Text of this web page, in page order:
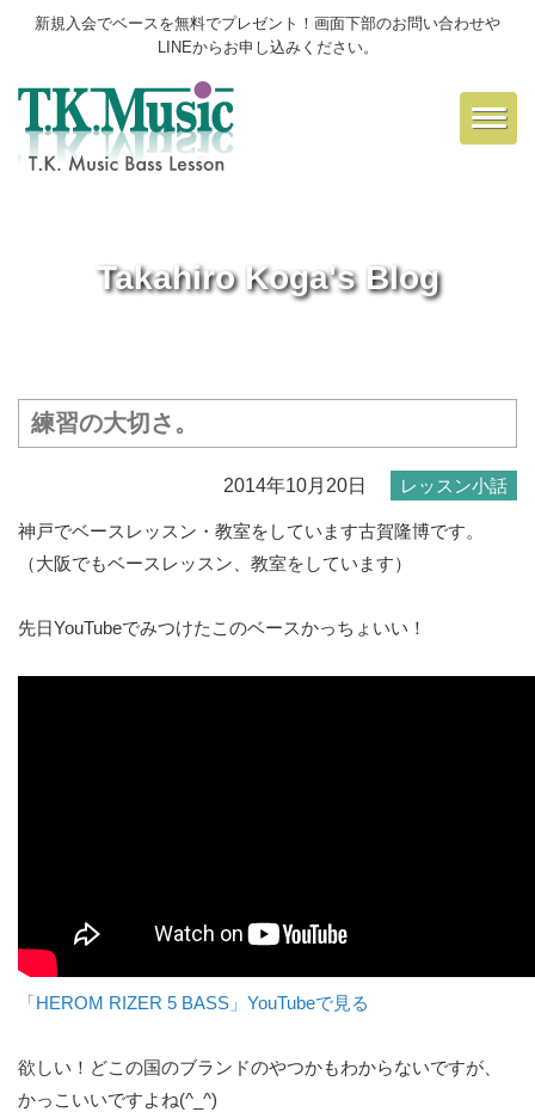
新規入会でベースを無料でプレゼント！画面下部のお問い合わせや
LINEからお申し込みください。
Takahiro Koga's Blog
練習の大切さ。
2014年10月20日 レッスン小話
神戸でベースレッスン・教室をしています古賀隆博です。
（大阪でもベースレッスン、教室をしています）
先日YouTubeでみつけたこのベースかっちょいい！
「HEROM RIZER 5 BASS」YouTubeで見る
欲しい！どこの国のブランドのやつかもわからないですが、
かっこいいですよね(^_^)